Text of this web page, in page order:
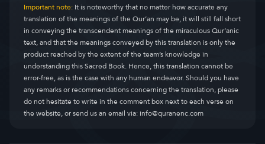
Important note:It is noteworthy that no matter how accurate any
translation of the meanings of the Qur’an may be, it will still fall short
in conveying the transcendent meanings of the miraculous Qur’anic
text, and that the meanings conveyed by this translation is only the
product reached by the extent of the team’s knowledge in
understanding this Sacred Book. Hence, this translation cannot be
error-free, as is the case with any human endeavor. Should you have
any remarks or recommendations concerning the translation, please
do not hesitate to write in the comment box next to each verse on
the website, or send us an email via:info@quranenc.com